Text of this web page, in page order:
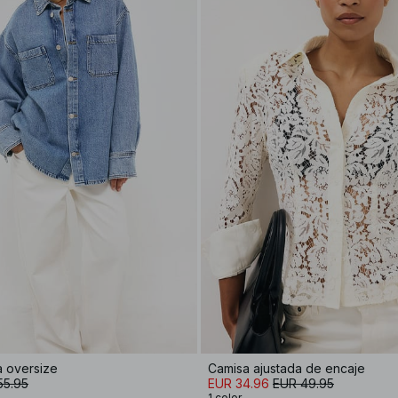
oversize
Camisa ajustada de encaje
EUR 34.96 EUR 49.95